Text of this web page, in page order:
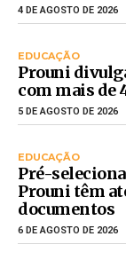
4 DE AGOSTO DE 2026
EDUCAÇÃO
Prouni
com mais de
5 DE AGOSTO DE 2026
EDUCAÇÃO
Pré-
Prouni têm
documentos
6 DE AGOSTO DE 2026